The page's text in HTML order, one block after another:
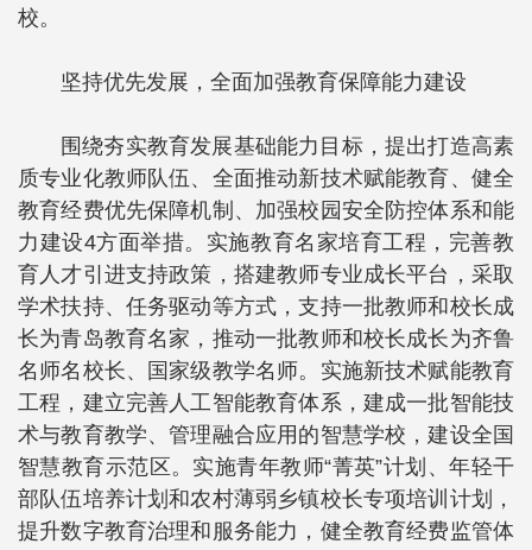
校。
坚持优先发展，全面加强教育保障能力建设
围绕夯实教育发展基础能力目标，提出打造高素
质专业化教师队伍、全面推动新技术赋能教育、健全
教育经费优先保障机制、加强校园安全防控体系和能
力建设4方面举措。实施教育名家培育工程，完善教
育人才引进支持政策，搭建教师专业成长平台，采取
学术扶持、任务驱动等方式，支持一批教师和校长成
长为青岛教育名家，推动一批教师和校长成长为齐鲁
名师名校长、国家级教学名师。实施新技术赋能教育
工程，建立完善人工智能教育体系，建成一批智能技
术与教育教学、管理融合应用的智慧学校，建设全国
智慧教育示范区。实施青年教师“菁英”计划、年轻干
部队伍培养计划和农村薄弱乡镇校长专项培训计划，
提升数字教育治理和服务能力，健全教育经费监管体